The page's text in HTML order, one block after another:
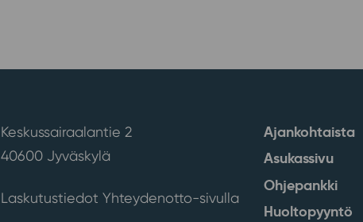
Keskussairaalantie 2
40600 Jyväskylä
Laskutustiedot Yhteydenotto-sivulla
Ajankohtaista
Asukassivu
Ohjepankki
Huoltopyyntö